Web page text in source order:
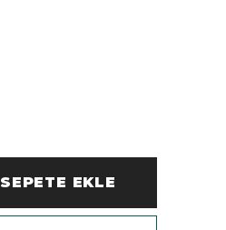
SEPETE EKLE